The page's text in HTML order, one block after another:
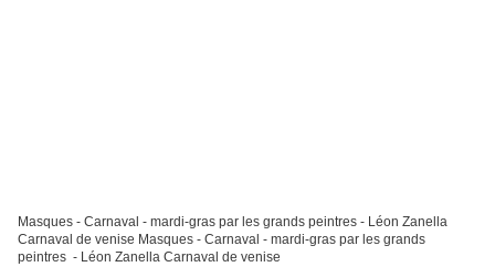
Masques - Carnaval - mardi-gras par les grands peintres - Léon Zanella
Carnaval de venise Masques - Carnaval - mardi-gras par les grands
peintres - Léon Zanella Carnaval de venise